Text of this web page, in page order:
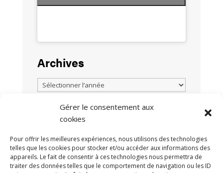
Gérer le consentement aux
cookies
Pour offrir les meilleures expériences, nous utilisons des technologies
telles que les cookies pour stocker et/ou accéder aux informations des
appareils. Le fait de consentir à ces technologies nous permettra de
traiter des données telles que le comportement de navigation ou les ID
Archives
TOUTES LES ACTUALITÉS